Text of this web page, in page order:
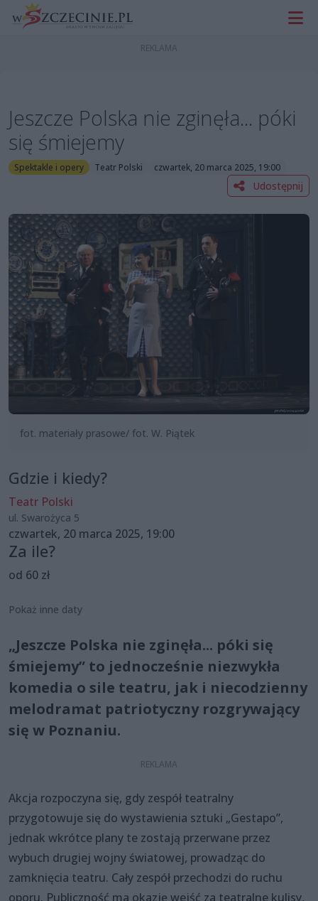
Jeszcze Polska nie zginęła... póki
się śmiejemy
Spektakle i opery Teatr Polski czwartek, 20 marca 2025, 19:00
Udostępnij
fot. materiały prasowe/ fot. W. Piątek
Gdzie i kiedy?
Teatr Polski
ul. Swarożyca 5
czwartek, 20 marca 2025, 19:00
Za ile?
od 60 zł
Pokaż inne daty
„Jeszcze Polska nie zginęła... póki się
śmiejemy” to jednocześnie niezwykła
komedia o sile teatru, jak i niecodzienny
melodramat patriotyczny rozgrywający
się w Poznaniu.
Akcja rozpoczyna się, gdy zespół teatralny
przygotowuje się do wystawienia sztuki „Gestapo”,
jednak wkrótce plany te zostają przerwane przez
wybuch drugiej wojny światowej, prowadząc do
zamknięcia teatru. Cały zespół przechodzi do ruchu
oporu. Publiczność ma okazję wejść za teatralne kulisy,